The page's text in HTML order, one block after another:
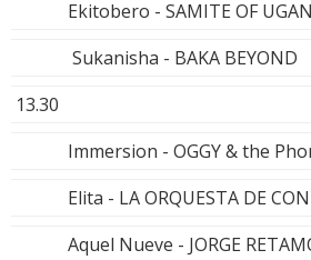
Ekitobero - SAMITE OF
Sukanisha - BAKA BEYOND
13.30
Immersion - OGGY & the
Elita - LA ORQUESTA DE
Aquel Nueve - JORGE